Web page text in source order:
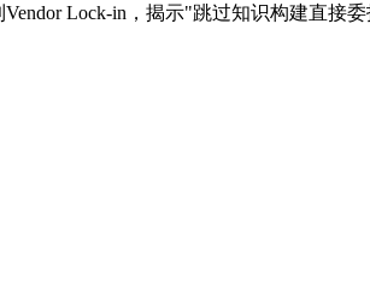
Lock-in，揭示"跳过知识构建直接